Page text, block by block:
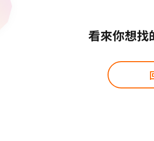
看來你想找